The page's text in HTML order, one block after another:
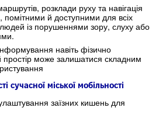
розклади руху та навігація
й доступними для всіх
із порушеннями зору, слуху або
навіть фізично
простір може залишатися складним
сучасної міської мобільності
заїзних кишень для